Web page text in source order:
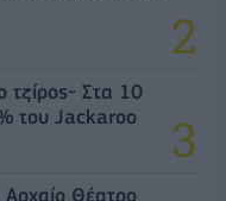
τζίρος- Στα 10
του Jackaroo
Θέατρο